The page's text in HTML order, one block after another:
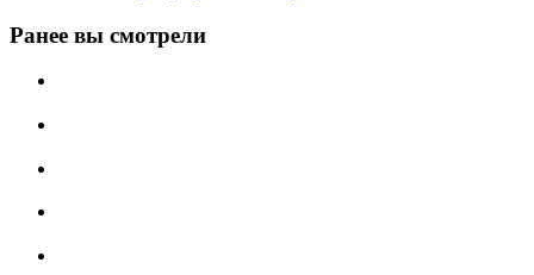
Ранее вы смотрели